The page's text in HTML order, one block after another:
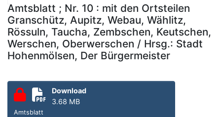
Statistiken
Amtsblatt ; Nr. 10 : mit den Ortsteilen
Granschütz, Aupitz, Webau, Wählitz,
Rössuln, Taucha, Zembschen, Keutschen,
Werschen, Oberwerschen / Hrsg.: Stadt
Hohenmölsen, Der Bürgermeister
Download
3.68 MB
Amtsblatt